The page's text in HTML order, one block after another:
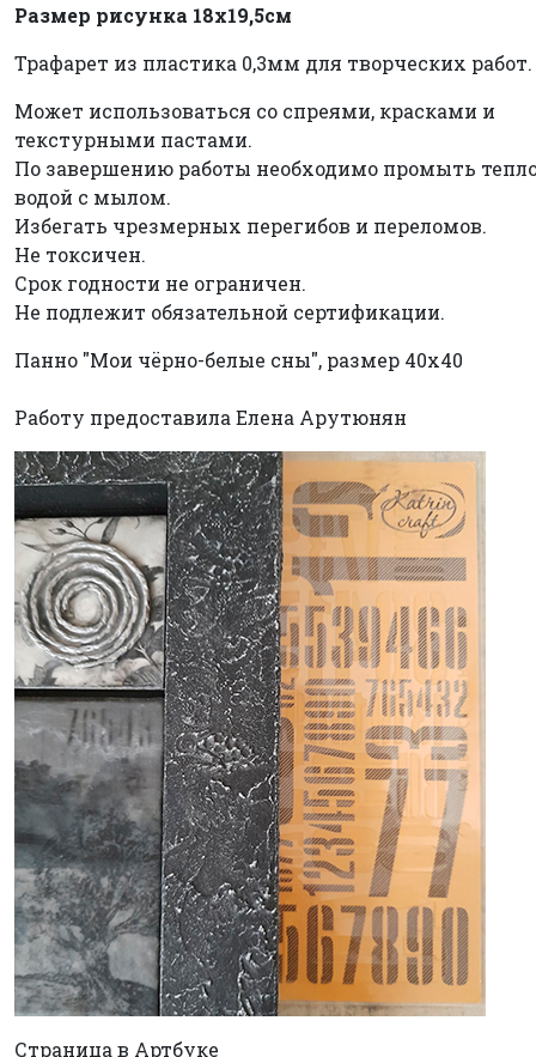
Размер рисунка 18х19,5см
Трафарет из пластика 0,3мм для творческих работ.
Может использоваться со спреями, красками и
текстурными пастами.
По завершению работы необходимо промыть
водой с мылом.
Избегать чрезмерных перегибов и переломов.
Не токсичен.
Срок годности не ограничен.
Не подлежит обязательной сертификации.
Панно "Мои чёрно-белые сны", размер 40х40
Работу предоставила Елена Арутюнян
Страница в Артбуке